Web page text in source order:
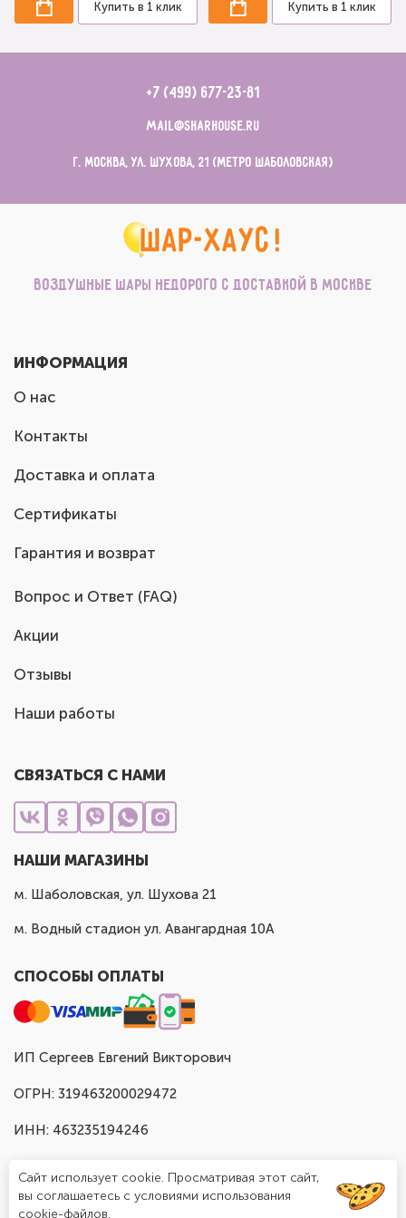
Купить в 1 клик Купить в 1 клик
+7 (499) 677-23-81
mail@sharhouse.ru
г. Москва, ул. Шухова, 21 (метро Шаболовская)
Воздушные шары недорого с доставкой в Москве
ИНФОРМАЦИЯ
О нас
Контакты
Доставка и оплата
Сертификаты
Гарантия и возврат
Вопрос и Ответ (FAQ)
Акции
Отзывы
Наши работы
СВЯЗАТЬСЯ С НАМИ
НАШИ МАГАЗИНЫ
м. Шаболовская, ул. Шухова 21
м. Водный стадион ул. Авангардная 10А
СПОСОБЫ ОПЛАТЫ
ИП Сергеев Евгений Викторович
ОГРН: 319463200029472
ИНН: 463235194246
Сайт использует cookie. Просматривая этот сайт,
вы соглашаетесь с условиями использования
cookie-файлов.